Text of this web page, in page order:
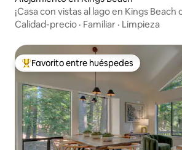
¡Casa con vistas al lago en Kings Beach
mascotas!
Calidad-precio · Familiar · Limpieza
Favorito entre huéspedes preferido
Favorito entre huéspedes